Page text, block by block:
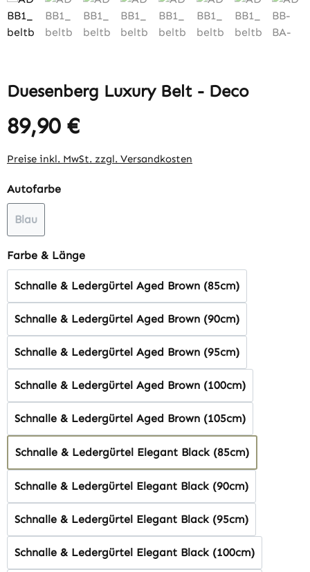
Duesenberg Luxury Belt - Deco
Regulärer Preis:
89,90 €
Preise inkl. MwSt. zzgl. Versandkosten
Autofarbeauswählen
Blau
Farbe & Längeauswählen
Schnalle & Ledergürtel Aged Brown (85cm)
Schnalle & Ledergürtel Aged Brown (90cm)
Schnalle & Ledergürtel Aged Brown (95cm)
Schnalle & Ledergürtel Aged Brown (100cm)
Schnalle & Ledergürtel Aged Brown (105cm)
Schnalle & Ledergürtel Elegant Black (85cm)
Schnalle & Ledergürtel Elegant Black (90cm)
Schnalle & Ledergürtel Elegant Black (95cm)
Schnalle & Ledergürtel Elegant Black (100cm)